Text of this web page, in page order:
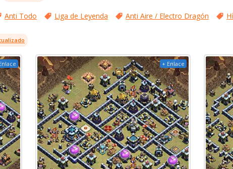
Anti Todo Liga de Leyenda Anti Aire / Electro Dragón
+ Enlace